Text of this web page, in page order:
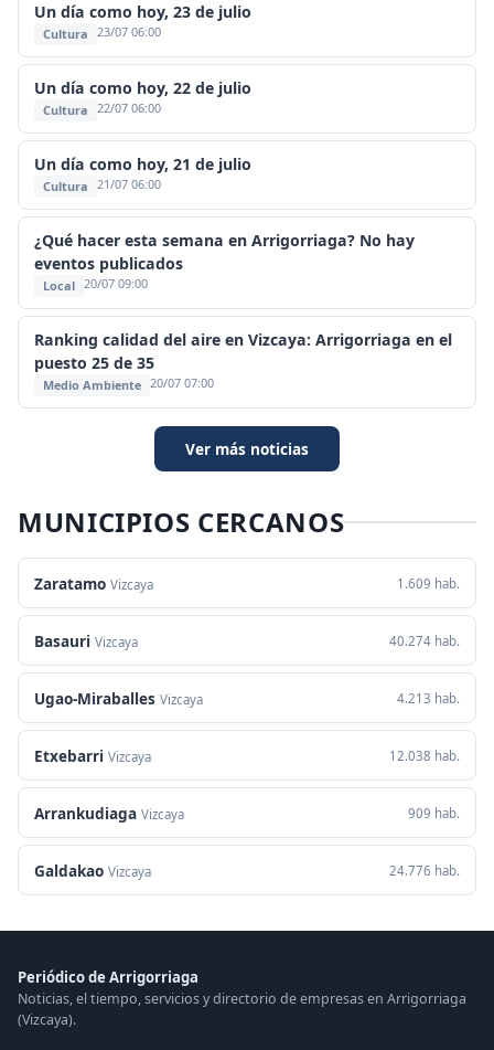
Un día como hoy, 23 de julio
Cultura 23/07 06:00
Un día como hoy, 22 de julio
Cultura 22/07 06:00
Un día como hoy, 21 de julio
Cultura 21/07 06:00
¿Qué hacer esta semana en Arrigorriaga? No hay
eventos publicados
Local 20/07 09:00
Ranking calidad del aire en Vizcaya: Arrigorriaga en el
puesto 25 de 35
Medio Ambiente 20/07 07:00
Ver más noticias
MUNICIPIOS CERCANOS
Zaratamo Vizcaya 1.609 hab.
Basauri Vizcaya 40.274 hab.
Ugao-Miraballes Vizcaya 4.213 hab.
Etxebarri Vizcaya 12.038 hab.
Arrankudiaga Vizcaya 909 hab.
Galdakao Vizcaya 24.776 hab.
Periódico de Arrigorriaga
Noticias, el tiempo, servicios y directorio de empresas en Arrigorriaga
(Vizcaya).